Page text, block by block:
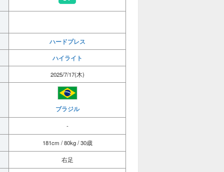
ハードプレス
ハイライト
2025/7/17(木)
ブラジル
-
181cm / 80kg / 30歳
右足